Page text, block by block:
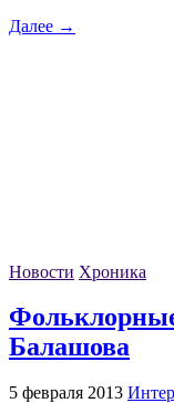
Далее →
Новости Хроника
Балашова
5 февраля 2013